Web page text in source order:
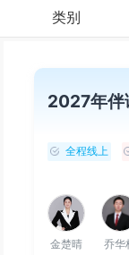
类别
2027年伴
全程线上
金楚晴 乔华